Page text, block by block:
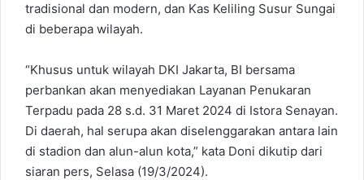
tradisional dan modern, dan Kas Keliling Susur Sungai
di beberapa wilayah.
“Khusus untuk wilayah DKI Jakarta, BI bersama
perbankan akan menyediakan Layanan Penukaran
Terpadu pada 28 s.d. 31 Maret 2024 di Istora Senayan.
Di daerah, hal serupa akan diselenggarakan antara lain
di stadion dan alun-alun kota,” kata Doni dikutip dari
siaran pers, Selasa (19/3/2024).